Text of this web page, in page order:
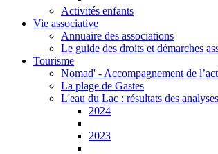
Activités enfants
Vie associative
Annuaire des associations
Le guide des droits et démarches
Tourisme
Nomad' - Accompagnement de
La plage de Gastes
L'eau du Lac : résultats des analyses
2024
2023